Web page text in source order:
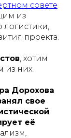
совете
из
логистики,
проекта.
, хотим
из них.
Дорохова
свое
её